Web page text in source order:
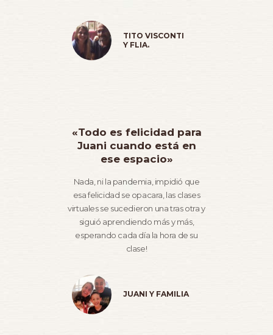
TITO VISCONTI
Y FLIA.
«Todo es felicidad para
Juani cuando está en
ese espacio»
Nada, ni la pandemia, impidió que
esa felicidad se opacara, las clases
virtuales se sucedieron una tras otra y
siguió aprendiendo más y más,
esperando cada día la hora de su
clase!
JUANI Y FAMILIA